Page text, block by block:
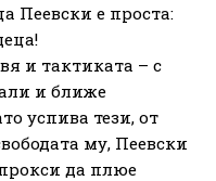
Пеевски е проста:
и тактиката – с
и ближе
успива тези, от
му, Пеевски
да плюе